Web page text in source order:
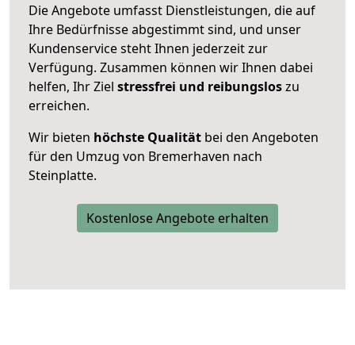
Die Angebote umfasst Dienstleistungen, die auf
Ihre Bedürfnisse abgestimmt sind, und unser
Kundenservice steht Ihnen jederzeit zur
Verfügung. Zusammen können wir Ihnen dabei
helfen, Ihr Ziel stressfrei und reibungsloszu
erreichen.
Wir bieten höchste Qualität bei den Angeboten
für den Umzug von Bremerhaven nach
Steinplatte.
Kostenlose Angebote erhalten